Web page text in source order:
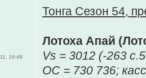
Тонга Сезон 54,
Лотоха Апай
Vs = 3012 (-263
ОС = 730 736;
16:49